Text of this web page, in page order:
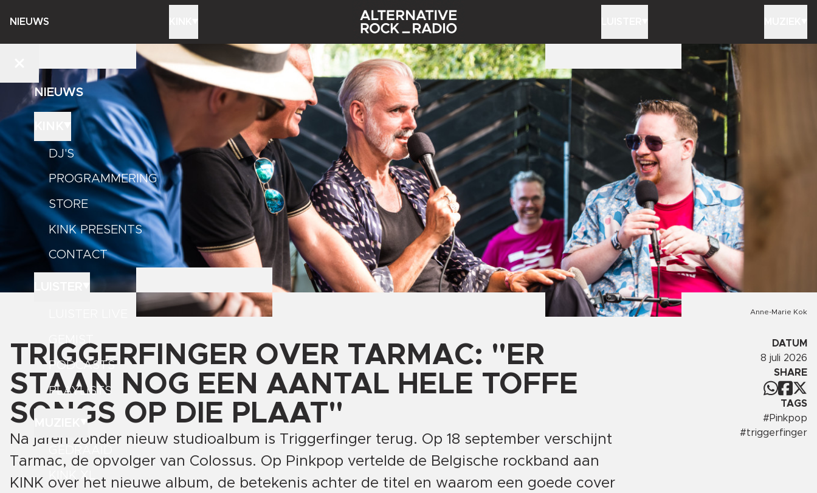
NIEUWS
NIEUWS
DJ'S
PROGRAMMERING
STORE
KINK PRESENTS
CONTACT
PODCASTS
PLAYLISTS
KINK XL
Anne-Marie Kok
TRIGGERFINGER OVER TARMAC: "ER
STAAN NOG EEN AANTAL HELE TOFFE
SONGS OP DIE PLAAT"
Na jaren zonder nieuw studioalbum is Triggerfinger terug. Op 18 september verschijnt
Tarmac, de opvolger van Colossus. Op Pinkpop vertelde de Belgische rockband aan
KINK over het nieuwe album, de betekenis achter de titel en waarom een goede cover
DATUM
8 juli 2026
SHARE
TAGS
#Pinkpop
#triggerfinger